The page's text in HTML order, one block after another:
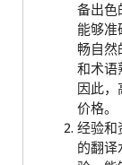
备出色
能够准
畅自然
和术语
因此
价格。
经验和
的翻译